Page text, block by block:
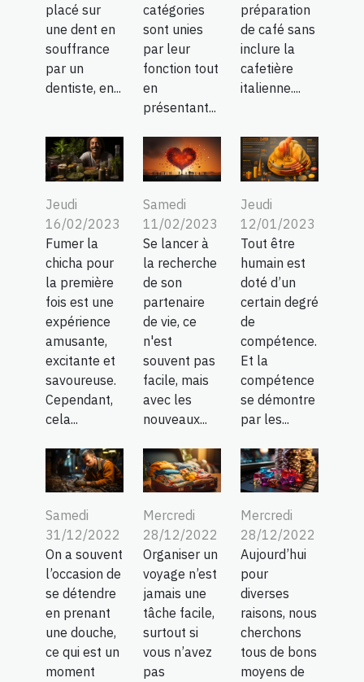
placé sur
une dent en
souffrance
par un
dentiste, en...
catégories
sont unies
par leur
fonction tout
en
présentant...
préparation
de café sans
inclure la
cafetière
italienne....
Jeudi
16/02/2023
Fumer la
chicha pour
la première
fois est une
expérience
amusante,
excitante et
savoureuse.
Cependant,
cela...
Samedi
11/02/2023
Se lancer à
la recherche
de son
partenaire
de vie, ce
n'est
souvent pas
facile, mais
avec les
nouveaux...
Jeudi
12/01/2023
Tout être
humain est
doté d’un
certain degré
de
compétence.
Et la
compétence
se démontre
par les...
Samedi
31/12/2022
On a souvent
l’occasion de
se détendre
en prenant
une douche,
ce qui est un
moment
Mercredi
28/12/2022
Organiser un
voyage n’est
jamais une
tâche facile,
surtout si
vous n’avez
pas
Mercredi
28/12/2022
Aujourd’hui
pour
diverses
raisons, nous
cherchons
tous de bons
moyens de